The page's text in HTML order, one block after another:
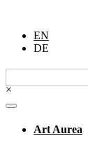
EN
DE
Suchen
nach:
×
Art Aurea